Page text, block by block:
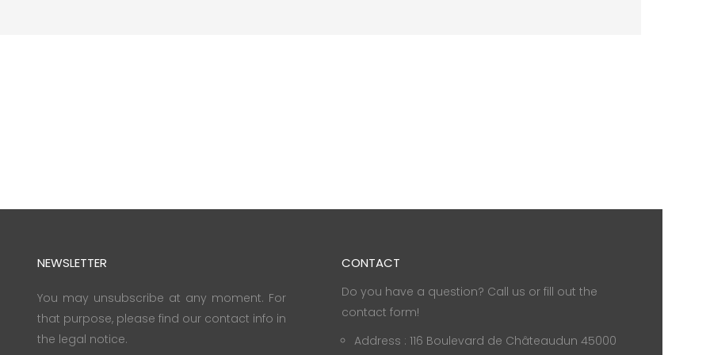
NEWSLETTER
You may unsubscribe at any moment. For
that purpose, please find our contact info in
the legal notice.
CONTACT
Do you have a question? Call us or fill out the
contact form!
Address : 116 Boulevard de Châteaudun 45000